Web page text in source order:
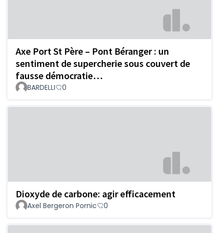
Axe Port St Père – Pont Béranger : un
sentiment de supercherie sous couvert de
fausse démocratie…
BARDELLI 0
Dioxyde de carbone: agir efficacement
Axel Bergeron Pornic 0